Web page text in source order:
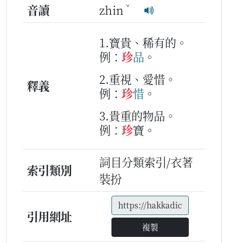
音讀 zhin ˇ
釋義
1.寶貴、稀有的。
例： 珍品 。
2.重視、愛惜。
例： 珍惜 。
3.貴重的物品。
例： 珍寶。
索引類別
詞目分類索引/衣著
裝扮
引用網址
複製